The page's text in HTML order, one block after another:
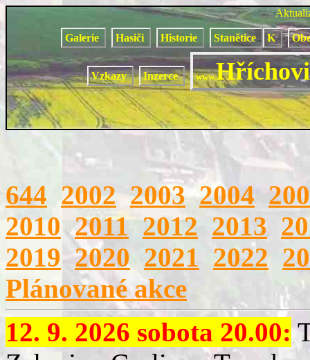
Galerie Hasiči Historie Stanětice K
Vzkazy Inzerce www.
644 2002 2003 2004
2010 2011 2012 2013
2019 2020 2021 2022
Plánované akce
12. 9. 2026 sobota 20.00: